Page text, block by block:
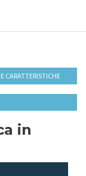
CARATTERISTICHE
in